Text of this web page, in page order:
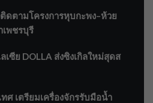
ดตามโครงการหุบกะพง–ห้วย
เพชรบุรี
เซีย DOLLA ส่งซิงเกิลใหม่สุดส
ศ เตรียมเครื่องจักรรับมือน้ำ